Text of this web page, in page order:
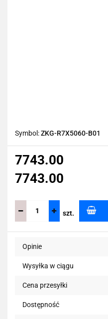
Symbol:ZKG-R7X5060-B01
7743.00
7743.00
szt.
Opinie
Wysyłka w ciągu
Cena przesyłki
Dostępność